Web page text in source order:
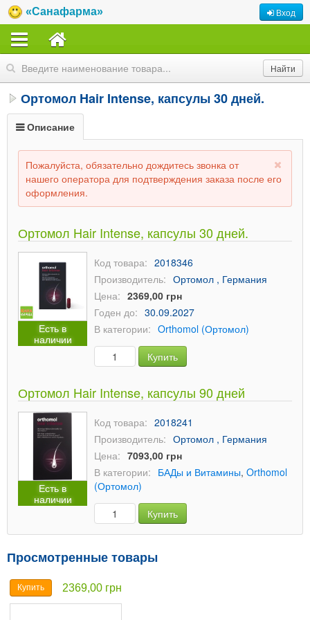
«Санафарма» Вход
Ортомол Hair Intense, капсулы 30 дней.
Описание
Пожалуйста, обязательно дождитесь звонка от
нашего оператора для подтверждения заказа после его
оформления.
Ортомол Hair Intense, капсулы 30 дней.
Есть в
наличии
Код товара: 2018346
Производитель: Ортомол , Германия
Цена: 2369,00 грн
Годен до: 30.09.2027
В категории: Orthomol (Ортомол)
Купить
Ортомол Hair Intense, капсулы 90 дней
Есть в
наличии
Код товара: 2018241
Производитель: Ортомол , Германия
Цена: 7093,00 грн
В категории: БАДы и Витамины, Orthomol
(Ортомол)
Купить
Просмотренные товары
Купить 2369,00 грн